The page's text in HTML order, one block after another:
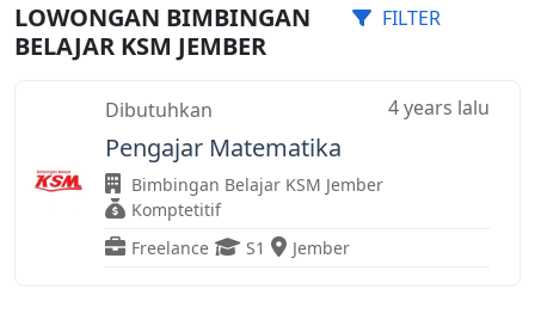
LOWONGAN BIMBINGAN
BELAJAR KSM JEMBER
FILTER
Dibutuhkan 4 years lalu
Pengajar Matematika
Bimbingan Belajar KSM Jember
Komptetitif
Freelance
S1 Jember